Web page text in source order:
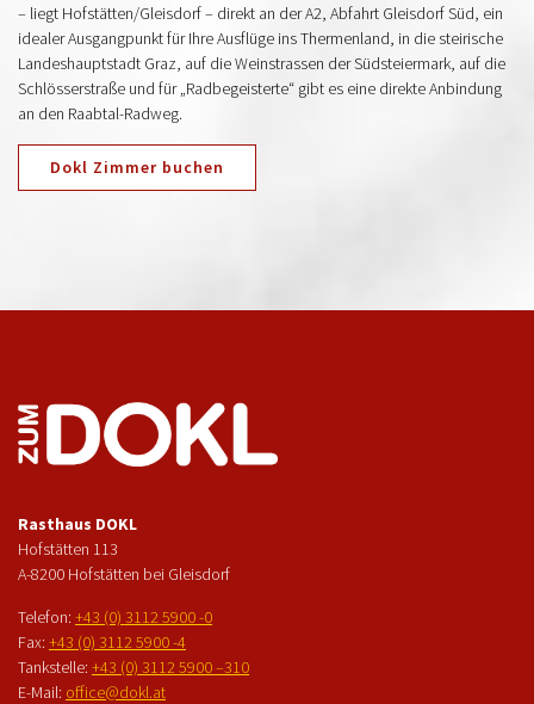
– liegt Hofstätten/Gleisdorf – direkt an der A2, Abfahrt Gleisdorf Süd, ein
idealer Ausgangpunkt für Ihre Ausflüge ins Thermenland, in die steirische
Landeshauptstadt Graz, auf die Weinstrassen der Südsteiermark, auf die
Schlösserstraße und für „Radbegeisterte“ gibt es eine direkte Anbindung
an den Raabtal-Radweg.
Dokl Zimmer buchen
Rasthaus DOKL
Hofstätten 113
A-8200 Hofstätten bei Gleisdorf
Telefon: +43 (0) 3112 5900 -0
Fax: +43 (0) 3112 5900 -4
Tankstelle: +43 (0) 3112 5900 –310
E-Mail: office@dokl.at